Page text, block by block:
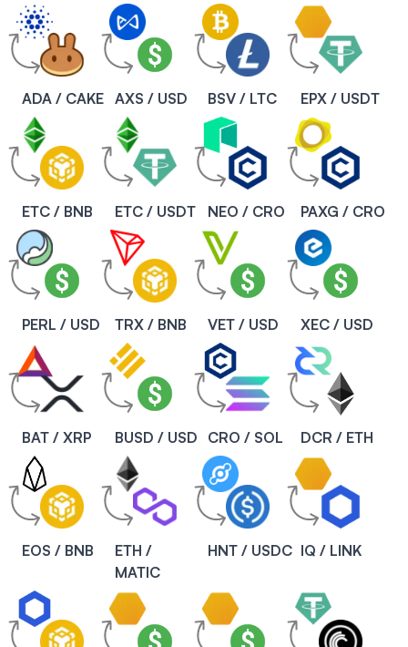
ADA / CAKE AXS / USD BSV / LTC EPX / USDT
ETC / BNB ETC / USDT NEO / CRO PAXG / CRO
PERL / USD TRX / BNB VET / USD XEC / USD
BAT / XRP BUSD / USD CRO / SOL DCR / ETH
EOS / BNB
ETH /
MATIC
HNT / USDC IQ / LINK